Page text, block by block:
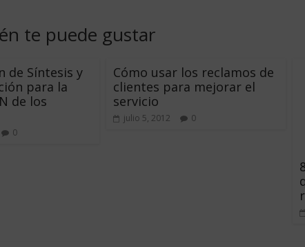
te puede gustar
de Síntesis y
para la
de los
0
Cómo usar los reclamos de
clientes para mejorar el
servicio
julio 5, 2012 0